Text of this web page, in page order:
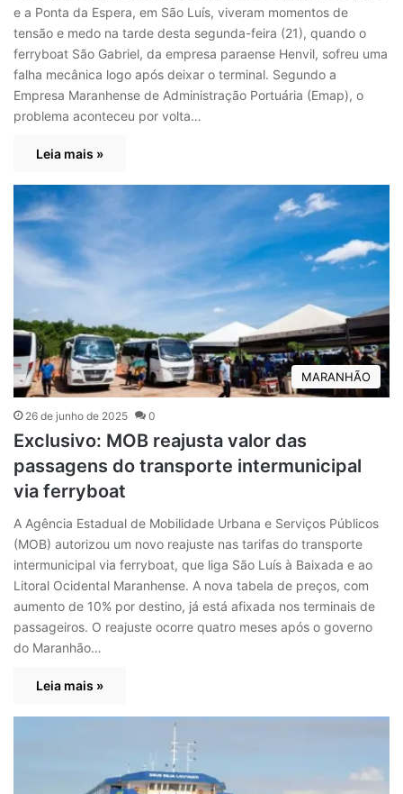
e a Ponta da Espera, em São Luís, viveram momentos de
tensão e medo na tarde desta segunda-feira (21), quando o
ferryboat São Gabriel, da empresa paraense Henvil, sofreu uma
falha mecânica logo após deixar o terminal. Segundo a
Empresa Maranhense de Administração Portuária (Emap), o
problema aconteceu por volta…
Leia mais »
MARANHÃO
26 de junho de 2025 0
Exclusivo: MOB reajusta valor das
passagens do transporte intermunicipal
via ferryboat
A Agência Estadual de Mobilidade Urbana e Serviços Públicos
(MOB) autorizou um novo reajuste nas tarifas do transporte
intermunicipal via ferryboat, que liga São Luís à Baixada e ao
Litoral Ocidental Maranhense. A nova tabela de preços, com
aumento de 10% por destino, já está afixada nos terminais de
passageiros. O reajuste ocorre quatro meses após o governo
do Maranhão…
Leia mais »